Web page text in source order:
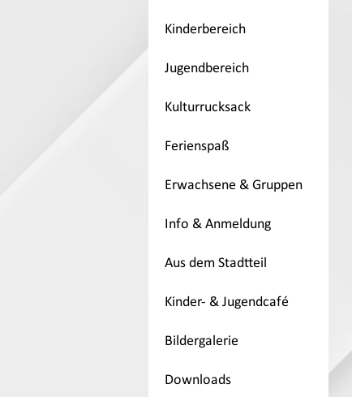
Kinderbereich
Jugendbereich
Kulturrucksack
Ferienspaß
Erwachsene & Gruppen
Info & Anmeldung
Aus dem Stadtteil
Kinder- & Jugendcafé
Bildergalerie
Downloads